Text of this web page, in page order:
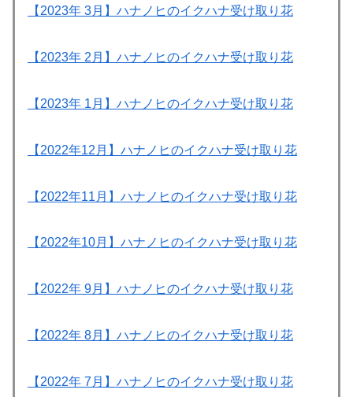
【2023年 3月】ハナノヒのイクハナ受け取り花
【2023年 2月】ハナノヒのイクハナ受け取り花
【2023年 1月】ハナノヒのイクハナ受け取り花
【2022年12月】ハナノヒのイクハナ受け取り花
【2022年11月】ハナノヒのイクハナ受け取り花
【2022年10月】ハナノヒのイクハナ受け取り花
【2022年 9月】ハナノヒのイクハナ受け取り花
【2022年 8月】ハナノヒのイクハナ受け取り花
【2022年 7月】ハナノヒのイクハナ受け取り花